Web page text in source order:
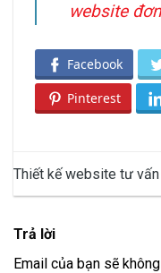
website
Facebook
Pinterest
Thiết kế website tư
học hiện đại, chuẩn SEO
Trả lời
Email của bạn sẽ